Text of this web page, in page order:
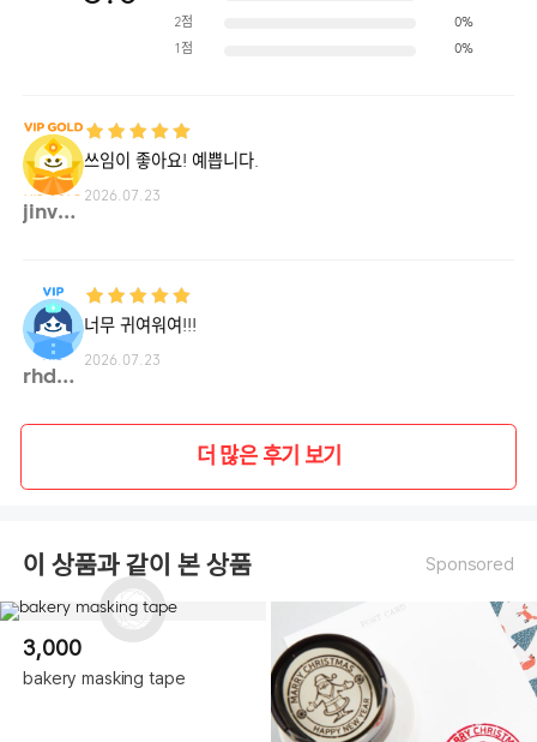
2점 0%
1점 0%
jinvv**
쓰임이 좋아요! 예쁩니다.
2026.07.23
rhdwn**
너무 귀여워여!!!
2026.07.23
더 많은 후기 보기
이 상품과 같이 본 상품 Sponsored
3,000
bakery masking tape